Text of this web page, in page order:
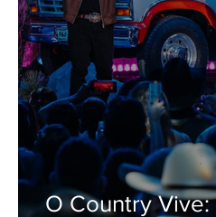
O Country